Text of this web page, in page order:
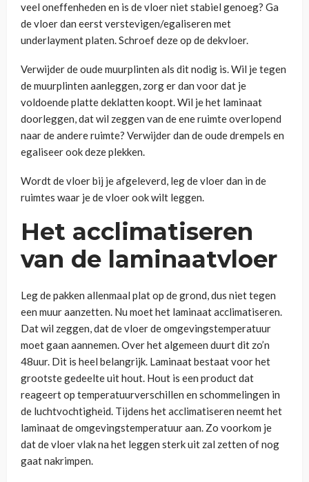
veel oneffenheden en is de vloer niet stabiel genoeg? Ga
de vloer dan eerst verstevigen/egaliseren met
underlayment platen. Schroef deze op de dekvloer.
Verwijder de oude muurplinten als dit nodig is. Wil je tegen
de muurplinten aanleggen, zorg er dan voor dat je
voldoende platte deklatten koopt. Wil je het laminaat
doorleggen, dat wil zeggen van de ene ruimte overlopend
naar de andere ruimte? Verwijder dan de oude drempels en
egaliseer ook deze plekken.
Wordt de vloer bij je afgeleverd, leg de vloer dan in de
ruimtes waar je de vloer ook wilt leggen.
Het acclimatiseren
van de laminaatvloer
Leg de pakken allenmaal plat op de grond, dus niet tegen
een muur aanzetten. Nu moet het laminaat acclimatiseren.
Dat wil zeggen, dat de vloer de omgevingstemperatuur
moet gaan aannemen. Over het algemeen duurt dit zo’n
48uur. Dit is heel belangrijk. Laminaat bestaat voor het
grootste gedeelte uit hout. Hout is een product dat
reageert op temperatuurverschillen en schommelingen in
de luchtvochtigheid. Tijdens het acclimatiseren neemt het
laminaat de omgevingstemperatuur aan. Zo voorkom je
dat de vloer vlak na het leggen sterk uit zal zetten of nog
gaat nakrimpen.